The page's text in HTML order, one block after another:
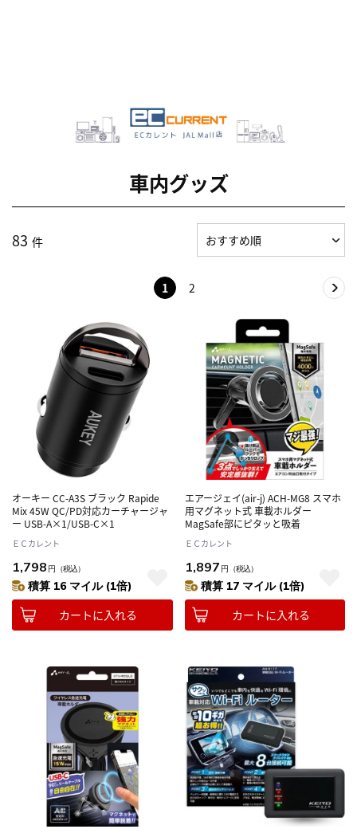
車内グッズ
83 件
1 2
オーキー CC-A3S ブラック Rapide
Mix 45W QC/PD対応カーチャージャ
ー USB-A×1/USB-C×1
ＥＣカレント
1,798 円 （税込）
積算 16 マイル (1倍)
カートに入れる
エアージェイ(air-j) ACH-MG8 スマホ
用マグネット式 車載ホルダー
MagSafe部にピタッと吸着
ＥＣカレント
1,897 円 （税込）
積算 17 マイル (1倍)
カートに入れる